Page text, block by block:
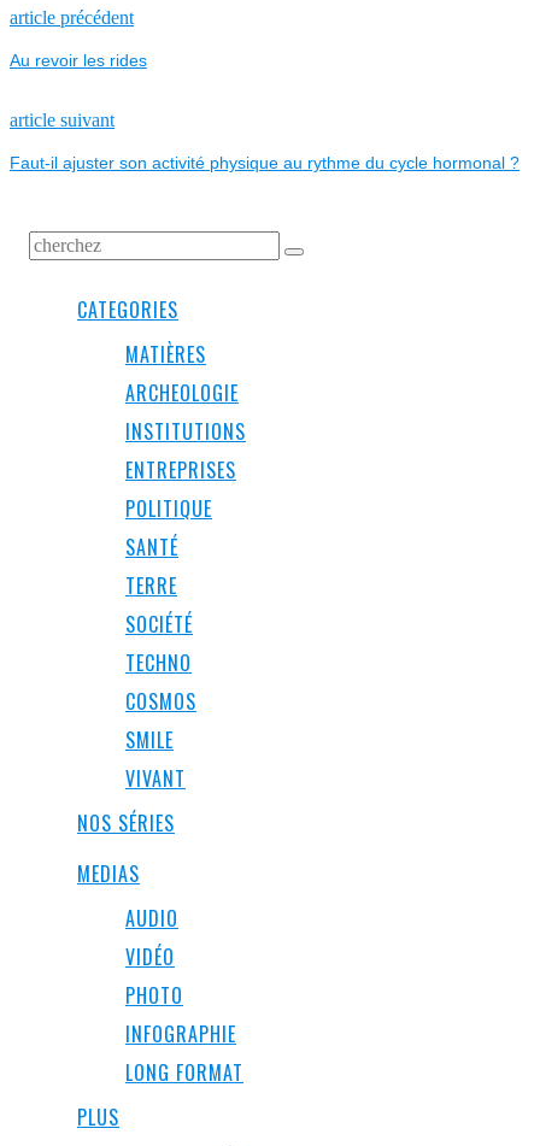
NAVIGATION
DE
L’ARTICLE
article précédentPrevious
Au revoir les rides
article suivantNext
Faut-il ajuster son activité physique au rythme du cycle hormonal ?
CATEGORIES
MATIÈRES
ARCHEOLOGIE
INSTITUTIONS
ENTREPRISES
POLITIQUE
SANTÉ
TERRE
SOCIÉTÉ
TECHNO
COSMOS
SMILE
VIVANT
NOS SÉRIES
MEDIAS
AUDIO
VIDÉO
PHOTO
INFOGRAPHIE
LONG FORMAT
PLUS